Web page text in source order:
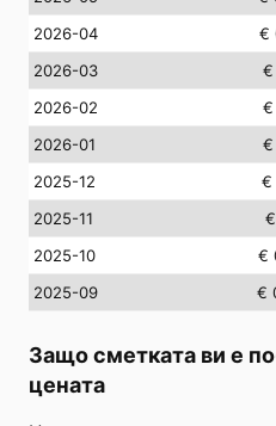
2026-04
€
2026-03
€
2026-02
€
2026-01
€
2025-12
€
2025-11
2025-10
€
2025-09
€
Защо сметката ви е
цената